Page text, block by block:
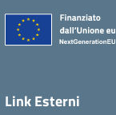
Link Esterni